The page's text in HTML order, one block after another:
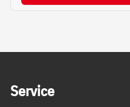
Ser­vice